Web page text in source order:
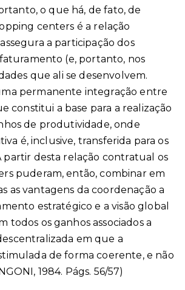
o que há, de fato, de
centers é a relação
a participação dos
(e, portanto, nos
que ali se desenvolvem.
permanente integração entre
constitui a base para a realização
de produtividade, onde
é, inclusive, transferida para os
partir desta relação contratual os
puderam, então, combinar em
as vantagens da coordenação a
estratégico e a visão global
todos os ganhos associados a
em que a
de forma coerente, e não
1984. Págs. 56/57)